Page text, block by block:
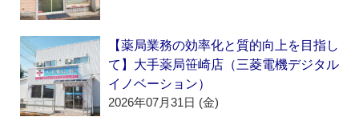
【薬局業務の効率化と質的向上を目指し
て】大手薬局笹崎店（三菱電機デジタル
イノベーション）
2026年07月31日 (金)